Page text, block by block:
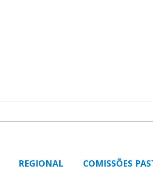
REGIONAL
COMISSÕES